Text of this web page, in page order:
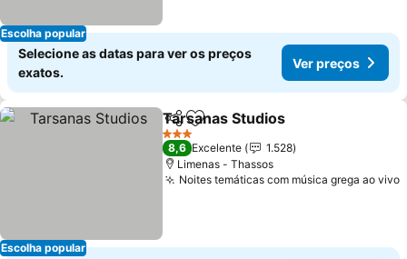
Escolha popular
Selecione as datas para ver os preços
exatos.
Ver preços
Escolha popular
PartilharAdicionar aos favoritos
Tarsanas Studios
3 Estrelas
8,6 Excelente
1.528
Limenas - Thassos
Noites temáticas com música grega ao vivo